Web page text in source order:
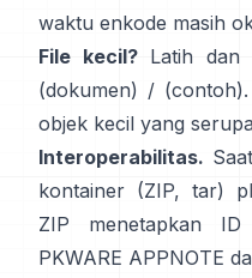
waktu enkode masih
File kecil?Latih dan
(dokumen) / (contoh)
objek kecil yang
Interoperabilitas.
kontainer (ZIP, tar)
ZIP menetapkan
PKWARE APPNOTE